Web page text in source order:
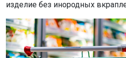
изделие без инородных